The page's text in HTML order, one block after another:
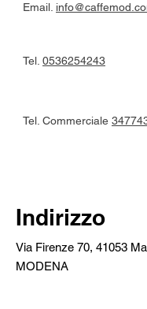
Email.
Tel. 0536254243
Tel. Commerciale
Indirizzo
Via Firenze 70, 41053
MODENA